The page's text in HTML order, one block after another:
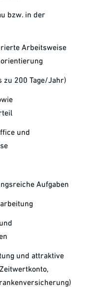
bzw. in der
Arbeitsweise
zu 200 Tage/Jahr)
und
Aufgaben
und attraktive